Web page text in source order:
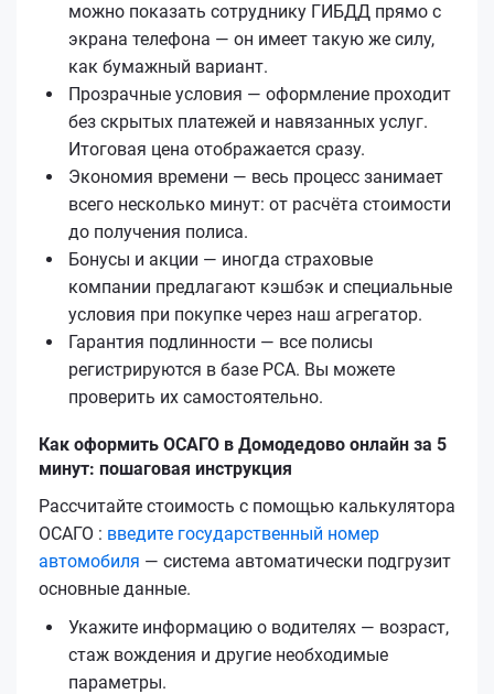
можно показать сотруднику ГИБДД прямо с
экрана телефона — он имеет такую же силу,
как бумажный вариант.
Прозрачные условия — оформление проходит
без скрытых платежей и навязанных услуг.
Итоговая цена отображается сразу.
Экономия времени — весь процесс занимает
всего несколько минут: от расчёта стоимости
до получения полиса.
Бонусы и акции — иногда страховые
компании предлагают кэшбэк и специальные
условия при покупке через наш агрегатор.
Гарантия подлинности — все полисы
регистрируются в базе РСА. Вы можете
проверить их самостоятельно.
Как оформить ОСАГО в Домодедово онлайн за 5
минут: пошаговая инструкция
Рассчитайте стоимость с помощью калькулятора
ОСАГО : введите государственный номер
автомобиля — система автоматически подгрузит
основные данные.
Укажите информацию о водителях — возраст,
стаж вождения и другие необходимые
параметры.